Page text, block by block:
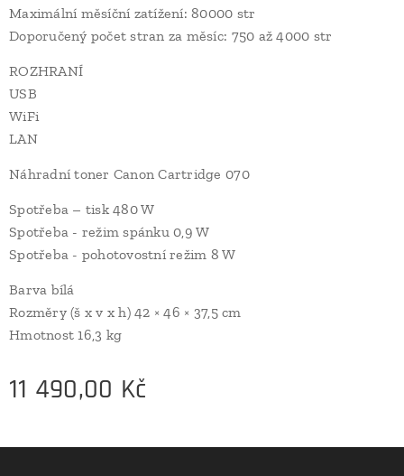
Maximální měsíční zatížení: 80000 str
Doporučený počet stran za měsíc: 750 až 4000 str
ROZHRANÍ
USB
WiFi
LAN
Náhradní toner Canon Cartridge 070
Spotřeba – tisk 480 W
Spotřeba - režim spánku 0,9 W
Spotřeba - pohotovostní režim 8 W
Barva bílá
Rozměry (š x v x h) 42 × 46 × 37,5 cm
Hmotnost 16,3 kg
11 490,00 Kč